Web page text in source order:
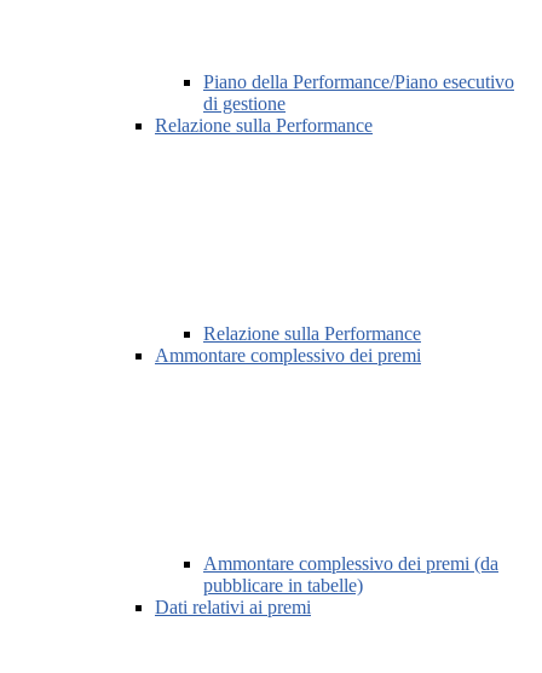
Piano della Performance/Piano esecutivo
di gestione
Relazione sulla Performance
Relazione sulla Performance
Ammontare complessivo dei premi
Ammontare complessivo dei premi (da
pubblicare in tabelle)
Dati relativi ai premi